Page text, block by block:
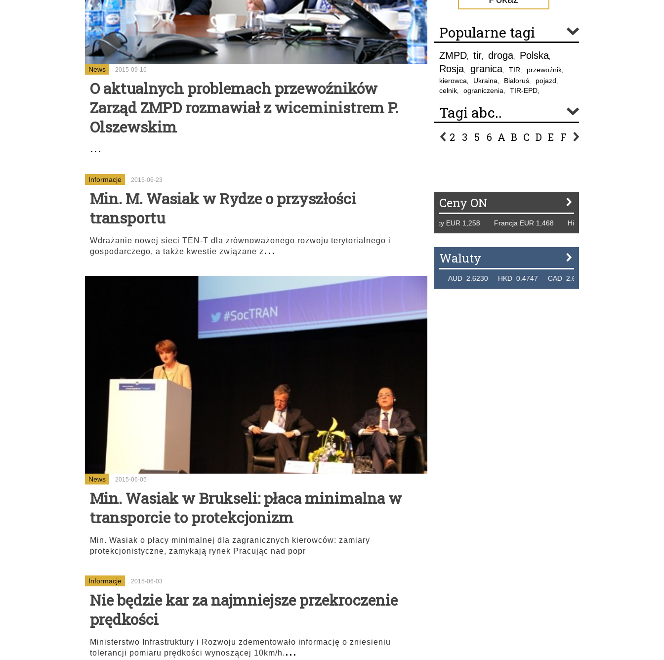
News 2015-09-16
O aktualnych problemach przewoźników
Zarząd ZMPD rozmawiał z wiceministrem P.
Olszewskim
...
Informacje 2015-06-23
Min. M. Wasiak w Rydze o przyszłości
transportu
Wdrażanie nowej sieci TEN-T dla zrównoważonego rozwoju terytorialnego i
gospodarczego, a także kwestie związane z...
News 2015-06-05
Min. Wasiak w Brukseli: płaca minimalna w
transporcie to protekcjonizm
Min. Wasiak o płacy minimalnej dla zagranicznych kierowców: zamiary
protekcjonistyczne, zamykają rynek Pracując nad popr
Informacje 2015-06-03
Nie będzie kar za najmniejsze przekroczenie
prędkości
Ministerstwo Infrastruktury i Rozwoju zdementowało informację o zniesieniu
tolerancji pomiaru prędkości wynoszącej 10km/h....
Popularne tagi
ZMPD, tir, droga, Polska,
Rosja, granica, TIR, przewoźnik,
kierowca, Ukraina, Białoruś, pojazd,
celnik, ograniczenia, TIR-EPD,
Tagi abc..
2 3 5 6 A B C D E F G
Ceny ON
Tydzień 42/2019 r. Niemcy EUR 1,258 Francja EUR 1,468 Hiszpania EUR 1,229 WB GBP
Waluty
THB 0.1126 USD 3.7236 AUD 2.6230 HKD 0.4747 CAD 2.6581 NZD 2.1889 SGD